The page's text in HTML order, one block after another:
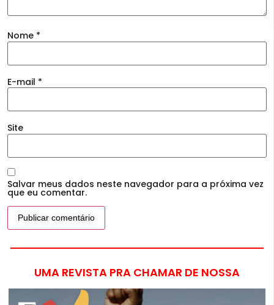
Nome *
E-mail *
Site
Salvar meus dados neste navegador para a próxima vez
que eu comentar.
UMA REVISTA PRA CHAMAR DE NOSSA